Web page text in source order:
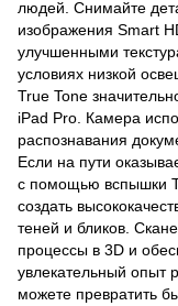
людей. Снимайте
изображения Smart
улучшенными
условиях низкой
True Tone
iPad Pro. Камера
распознавания
Если на пути
с помощью вспышки
создать
теней и бликов.
процессы в 3D и
увлекательный опыт
можете превратить